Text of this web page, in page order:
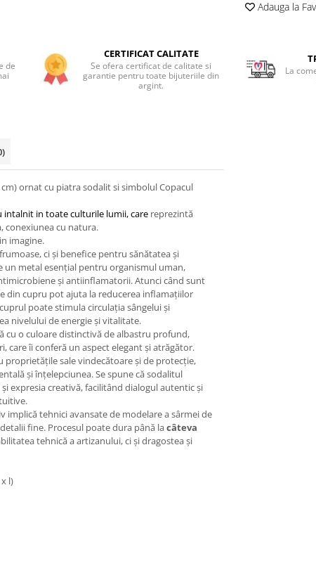
Adauga la
de
CERTIFICAT CALITATE
Se ofera certificat de calitate si
garantie pentru toate bijuteriile din
argint.
La
ornat cu piatra sodalit si simbolul Copacul
intalnit in toate culturile lumii, care reprezintă
conexiunea cu natura.
imagine.
ci și benefice pentru sănătatea și
un metal esențial pentru organismul uman,
și antiinflamatorii. Atunci când sunt
din cupru pot ajuta la reducerea inflamațiilor
poate stimula circulația sângelui și
nivelului de energie și vitalitate.
cu o culoare distinctivă de albastru profund,
care îi conferă un aspect elegant și atrăgător.
proprietățile sale vindecătoare și de protecție,
și înțelepciunea. Se spune că sodalitul
expresia creativă, facilitând dialogul autentic și
implică tehnici avansate de modelare a sârmei de
fine. Procesul poate dura până lacâteva
tehnică a artizanului, ci și dragostea și
l)